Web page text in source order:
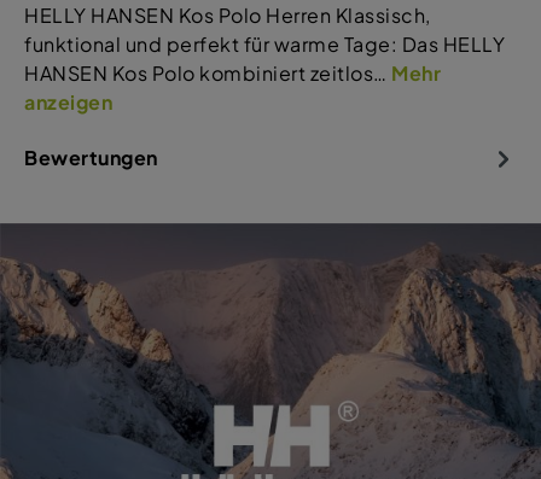
HELLY HANSEN Kos Polo Herren Klassisch,
funktional und perfekt für warme Tage: Das HELLY
HANSEN Kos Polo kombiniert zeitlos… Mehr
anzeigen
Bewertungen